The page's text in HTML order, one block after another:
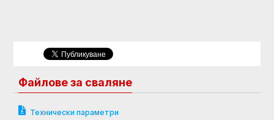
Файлове за сваляне
Технически параметри